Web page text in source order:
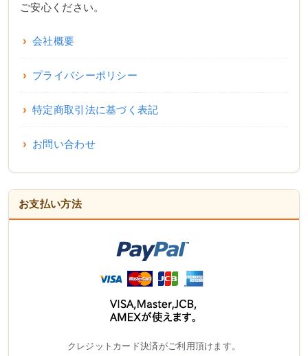
ご安心ください。
会社概要
プライバシーポリシー
特定商取引法に基づく表記
お問い合わせ
お支払い方法
クレジットカード決済がご利用頂けます。